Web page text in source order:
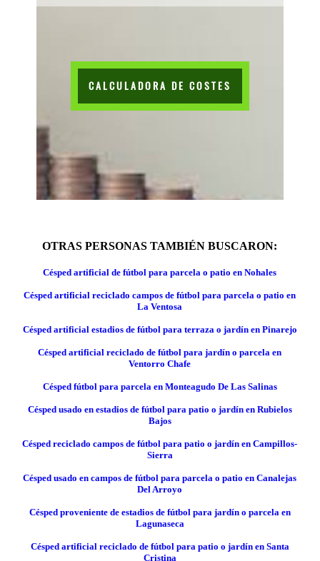
CALCULADORA DE COSTES
OTRAS PERSONAS TAMBIÉN BUSCARON:
Césped artificial de fútbol para parcela o patio en Nohales
Césped artificial reciclado campos de fútbol para parcela o patio en
La Ventosa
Césped artificial estadios de fútbol para terraza o jardín en Pinarejo
Césped artificial reciclado de fútbol para jardín o parcela en
Ventorro Chafe
Césped fútbol para parcela en Monteagudo De Las Salinas
Césped usado en estadios de fútbol para patio o jardín en Rubielos
Bajos
Césped reciclado campos de fútbol para patio o jardín en Campillos-
Sierra
Césped usado en campos de fútbol para parcela o patio en Canalejas
Del Arroyo
Césped proveniente de estadios de fútbol para jardín o parcela en
Lagunaseca
Césped artificial reciclado de fútbol para patio o jardín en Santa
Cristina